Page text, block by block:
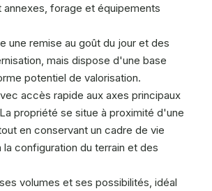
annexes, forage et équipements
une remise au goût du jour et des
mais dispose d'une base
potentiel de valorisation.
accès rapide aux axes principaux
propriété se situe à proximité d'une
en conservant un cadre de vie
la configuration du terrain et des
volumes et ses possibilités, idéal